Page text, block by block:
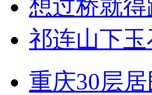
想过桥就
祁连山下
重庆30层